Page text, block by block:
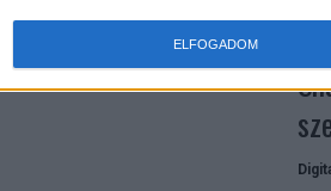
ELFOGADOM